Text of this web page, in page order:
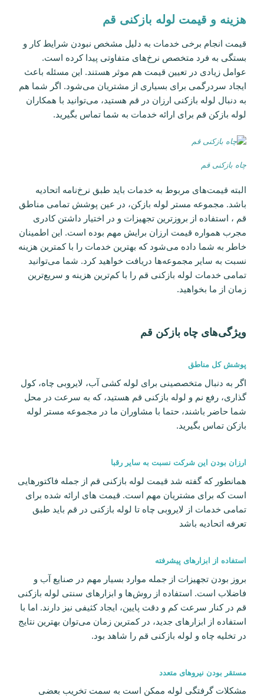
هزینه و قیمت لوله بازکنی قم
قیمت انجام برخی خدمات به دلیل مشخص نبودن شرایط کار و
بستگی به فرد متخصص نرخ‌های متفاوتی پیدا کرده است.
عوامل زیادی در تعیین قیمت هم موثر هستند. این مسئله باعث
ایجاد سردرگمی برای بسیاری از مشتریان می‌شود. اگر شما هم
به دنبال لوله بازکنی ارزان در قم هستید، می‌توانید با همکاران
لوله بازکن قم برای ارائه خدمات به شما تماس بگیرید.
چاه بازکنی قم
البته قیمت‌های مربوط به خدمات باید طبق نرخ‌نامه اتحادیه
باشد. مجموعه مستر لوله بازکن، در عین پوشش تمامی مناطق
قم ، استفاده از بروز‌ترین تجهیزات و در اختیار داشتن کادری
مجرب همواره قیمت ارزان برایش مهم بوده است. این اطمینان
خاطر به شما داده می‌شود که بهترین خدمات را با کمترین هزینه
نسبت به سایر مجموعه‌ها دریافت خواهید کرد. شما می‌توانید
تمامی خدمات لوله بازکنی قم را با کم‌ترین هزینه و سریع‌ترین
زمان از ما بخواهید.
ویژگی‌های چاه بازکن قم
پوشش کل مناطق
اگر به دنبال متخصصینی برای لوله کشی آب، لایروبی چاه، کول
گذاری، رفع نم و لوله بازکنی‌ قم هستید، که به سرعت در محل
شما حاضر باشند، حتما با مشاوران ما در مجموعه مستر لوله
بازکن تماس بگیرید.
ارزان بودن این شرکت نسبت به سایر رقبا
همانطور که گفته شد قیمت لوله بازکنی قم از جمله فاکتور‌هایی
است که برای مشتریان مهم است. قیمت ‌های ارائه شده برای
تمامی خدمات از لایروبی چاه تا لوله بازکنی در قم باید طبق
تعرفه اتحادیه باشد
استفاده از ابزار‌های پیشرفته
بروز‌ بودن تجهیزات از جمله موارد بسیار مهم در صنایع آب و
فاضلاب است. استفاده از روش‌ها و ابزار‌های سنتی لوله بازکنی
قم در کنار سرعت کم و دقت پایین، ایجاد کثیفی نیز دارند. اما با
استفاده از ابزار‌های جدید، در کمترین زمان می‌توان بهترین نتایج
در تخلیه چاه و لوله بازکنی قم را شاهد بود.
مستقر بودن نیرو‌های متعدد
مشکلات گرفتگی لوله ممکن است به سمت تخریب بعضی